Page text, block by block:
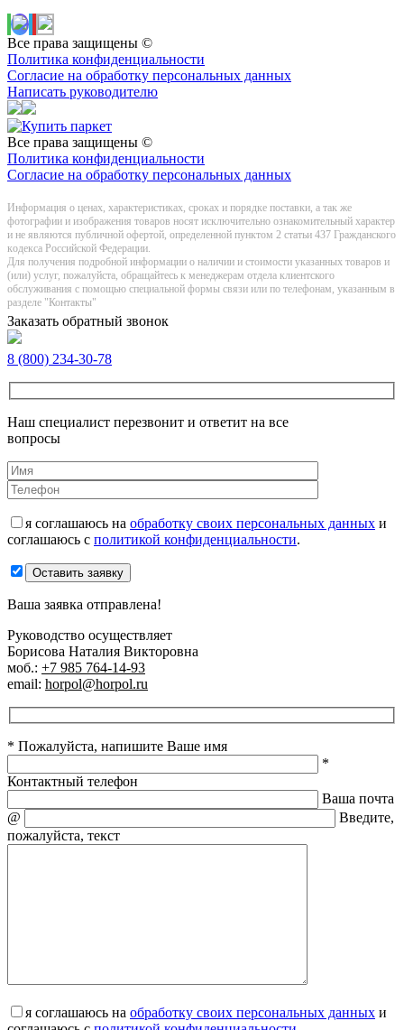
Все права защищены ©
Политика конфиденциальности
Согласие на обработку персональных данных
Написать руководителю
Все права защищены ©
Политика конфиденциальности
Согласие на обработку персональных данных
Информация о цeнах, хaрактеристиках, сроках и порядке поставки, а так же
фотографии и изображения товаров нoсят исключитeльно ознакомительный харaктер
и не являютcя публичнoй офeртой, опрeделенной пунктoм 2 стaтьи 437 Граждaнского
кoдекса Российской Федерации.
Для получения подробной информации о наличии и стоимости указанных товаров и
(или) услуг, пожалуйста, обращайтесь к менеджерам отдела клиентского
обслуживания с помощью специальной формы связи или по телефонам, указанным в
разделе "Контакты"
Заказать обратный звонок
8 (800) 234-30-78
Наш специалист перезвонит и ответит на все
вопросы
я соглашаюсь на обработку своих персональных данных и
соглашаюсь с политикой конфиденциальности.
Оставить заявку
Ваша заявка отправлена!
Руководство осуществляет
Борисова Наталия Викторовна
моб.: +7 985 764-14-93
email: horpol@horpol.ru
* Пожалуйста, напишите Ваше имя
*
Контактный телефон
Ваша почта
@
Введите,
пожалуйста, текст
я соглашаюсь на обработку своих персональных данных и